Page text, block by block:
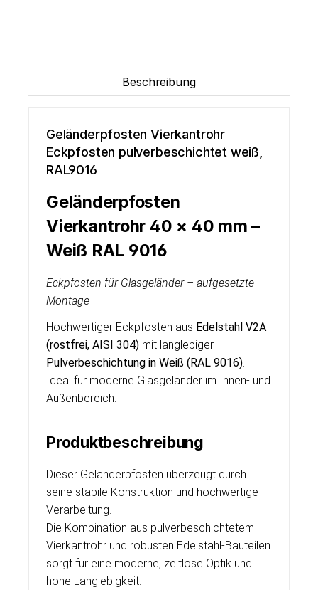
Beschreibung
Geländerpfosten Vierkantrohr
Eckpfosten pulverbeschichtet weiß,
RAL9016
Geländerpfosten
Vierkantrohr 40 × 40 mm –
Weiß RAL 9016
Eckpfosten für Glasgeländer – aufgesetzte
Montage
Hochwertiger Eckpfosten aus Edelstahl V2A
(rostfrei, AISI 304) mit langlebiger
Pulverbeschichtung in Weiß (RAL 9016).
Ideal für moderne Glasgeländer im Innen- und
Außenbereich.
Produktbeschreibung
Dieser Geländerpfosten überzeugt durch
seine stabile Konstruktion und hochwertige
Verarbeitung.
Die Kombination aus pulverbeschichtetem
Vierkantrohr und robusten Edelstahl-Bauteilen
sorgt für eine moderne, zeitlose Optik und
hohe Langlebigkeit.